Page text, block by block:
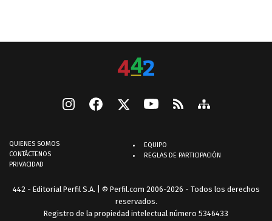
QUIENES SOMOS
CONTÁCTENOS
PRIVACIDAD
EQUIPO
REGLAS DE PARTICIPACIÓN
442 - Editorial Perfil S.A. | © Perfil.com 2006-2026 - Todos los derechos
reservados.
Registro de la propiedad intelectual número 5346433